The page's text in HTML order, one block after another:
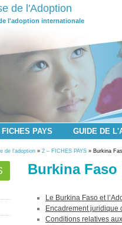
de l'Adoption
l'adoption internationale
FICHES PAYS GUIDE DE
de l'adoption » 2 – FICHES PAYS » Burkina
Burkina Faso
Le Burkina Faso et
Encadrement juridique
Conditions relatives